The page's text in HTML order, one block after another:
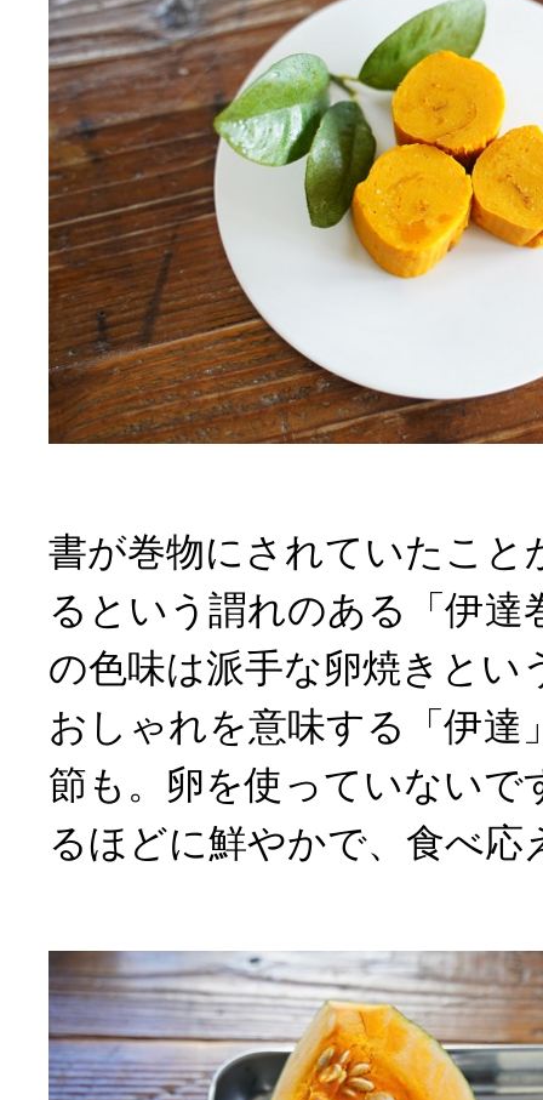
書が巻物にされていたこと
るという謂れのある「伊達
の色味は派手な卵焼きとい
おしゃれを意味する「伊達
節も。卵を使っていないで
るほどに鮮やかで、食べ応